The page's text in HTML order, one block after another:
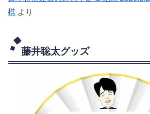
棋 より
藤井聡太グッズ